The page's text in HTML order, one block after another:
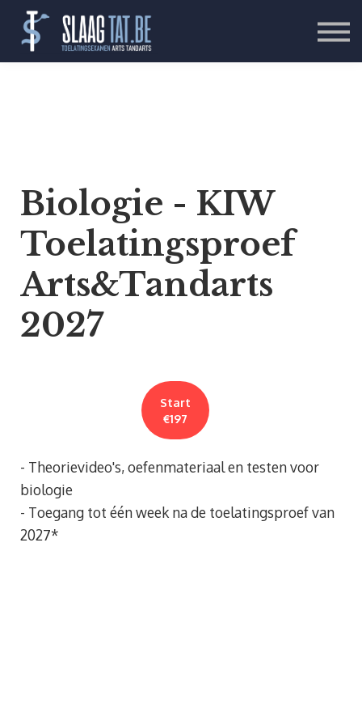
Aanbod
Reviews
Biologie - KIW
Toelatingsproef
Arts&Tandarts
2027
Start
€197
- Theorievideo's, oefenmateriaal en testen voor
biologie
- Toegang tot één week na de toelatingsproef van
2027*